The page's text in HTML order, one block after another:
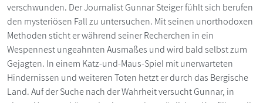
verschwunden. Der Journalist Gunnar Steiger fühlt sich berufen
den mysteriösen Fall zu untersuchen. Mit seinen unorthodoxen
Methoden sticht er während seiner Recherchen in ein
Wespennest ungeahnten Ausmaßes und wird bald selbst zum
Gejagten. In einem Katz-und-Maus-Spiel mit unerwarteten
Hindernissen und weiteren Toten hetzt er durch das Bergische
Land. Auf der Suche nach der Wahrheit versucht Gunnar, in